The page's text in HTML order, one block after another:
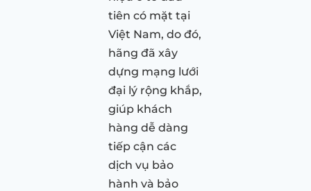
tiên có mặt tại
Việt Nam, do đó,
hãng đã xây
dựng mạng lưới
đại lý rộng khắp,
giúp khách
hàng dễ dàng
tiếp cận các
dịch vụ bảo
hành và bảo